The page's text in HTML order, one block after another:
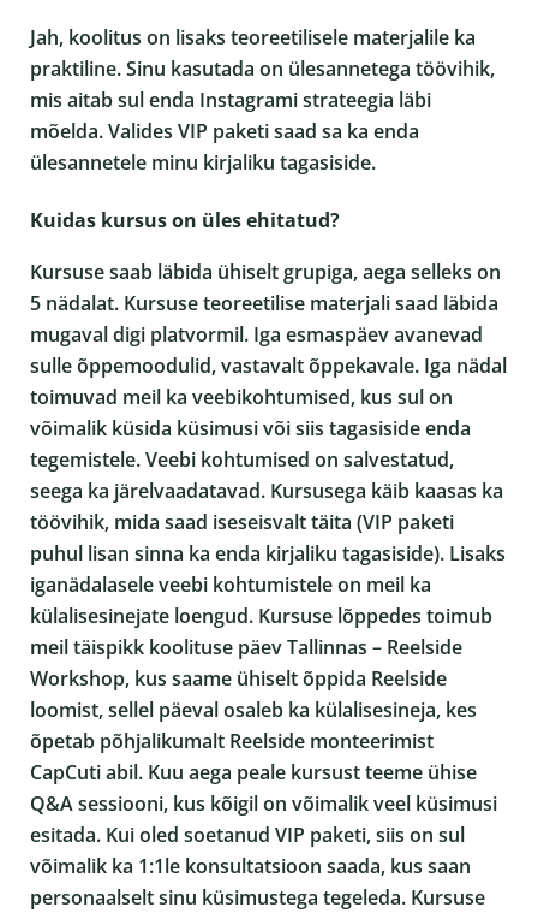
Jah, koolitus on lisaks teoreetilisele materjalile ka
praktiline. Sinu kasutada on ülesannetega töövihik,
mis aitab sul enda Instagrami strateegia läbi
mõelda. Valides VIP paketi saad sa ka enda
ülesannetele minu kirjaliku tagasiside.
Kuidas kursus on üles ehitatud?
Kursuse saab läbida ühiselt grupiga, aega selleks on
5 nädalat. Kursuse teoreetilise materjali saad läbida
mugaval digi platvormil. Iga esmaspäev avanevad
sulle õppemoodulid, vastavalt õppekavale. Iga nädal
toimuvad meil ka veebikohtumised, kus sul on
võimalik küsida küsimusi või siis tagasiside enda
tegemistele. Veebi kohtumised on salvestatud,
seega ka järelvaadatavad. Kursusega käib kaasas ka
töövihik, mida saad iseseisvalt täita (VIP paketi
puhul lisan sinna ka enda kirjaliku tagasiside). Lisaks
iganädalasele veebi kohtumistele on meil ka
külalisesinejate loengud. Kursuse lõppedes toimub
meil täispikk koolituse päev Tallinnas – Reelside
Workshop, kus saame ühiselt õppida Reelside
loomist, sellel päeval osaleb ka külalisesineja, kes
õpetab põhjalikumalt Reelside monteerimist
CapCuti abil. Kuu aega peale kursust teeme ühise
Q&A sessiooni, kus kõigil on võimalik veel küsimusi
esitada. Kui oled soetanud VIP paketi, siis on sul
võimalik ka 1:1le konsultatsioon saada, kus saan
personaalselt sinu küsimustega tegeleda. Kursuse